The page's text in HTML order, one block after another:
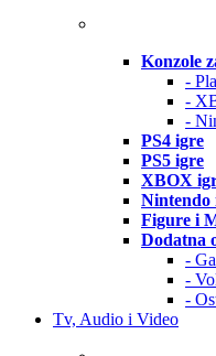
Konzole
-
-
-
PS4 igre
PS5 igre
XBOX
Nintendo
Figure i
Dodatna
-
-
-
Tv, Audio i Video